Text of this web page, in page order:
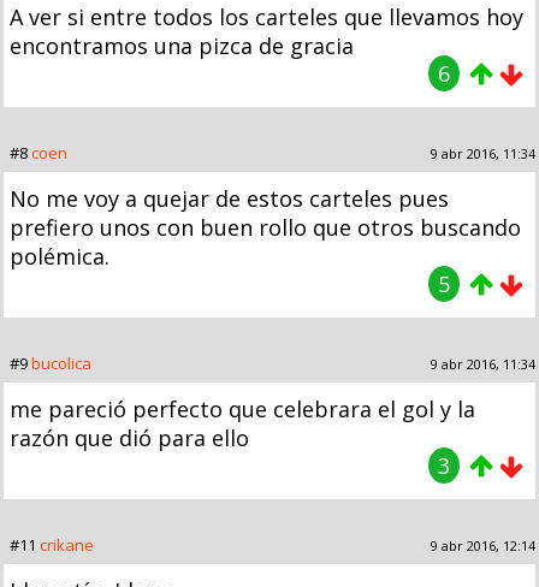
A ver si entre todos los carteles que llevamos hoy
encontramos una pizca de gracia
6
#8coen 9 abr 2016, 11:34
No me voy a quejar de estos carteles pues
prefiero unos con buen rollo que otros buscando
polémica.
5
#9bucolica 9 abr 2016, 11:34
me pareció perfecto que celebrara el gol y la
razón que dió para ello
3
#11 crikane 9 abr 2016, 12:14